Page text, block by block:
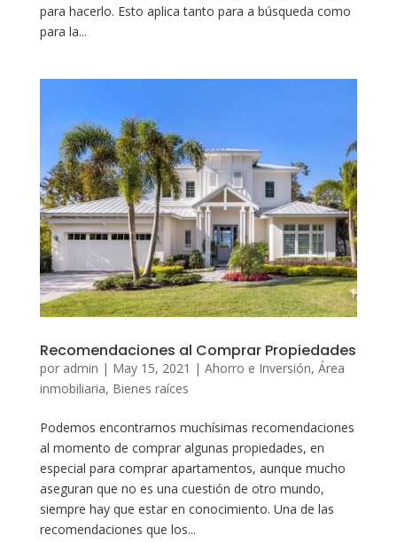
para hacerlo. Esto aplica tanto para a búsqueda como
para la...
Recomendaciones al Comprar Propiedades
por admin | May 15, 2021 | Ahorro e Inversión, Área
inmobiliaria, Bienes raíces
Podemos encontrarnos muchísimas recomendaciones
al momento de comprar algunas propiedades, en
especial para comprar apartamentos, aunque mucho
aseguran que no es una cuestión de otro mundo,
siempre hay que estar en conocimiento. Una de las
recomendaciones que los...